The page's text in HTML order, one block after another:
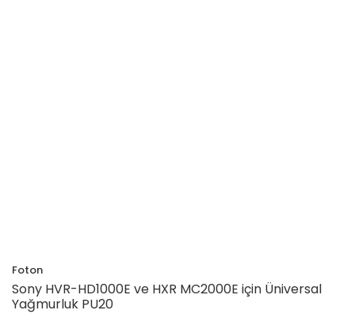
Foton
Sony HVR-HD1000E ve HXR MC2000E için Üniversal
Yağmurluk PU20